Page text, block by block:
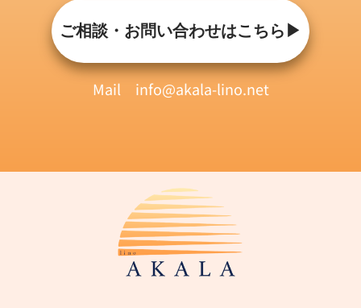
ご相談・お問い合わせはこちら▶︎
Mail info@akala-lino.net